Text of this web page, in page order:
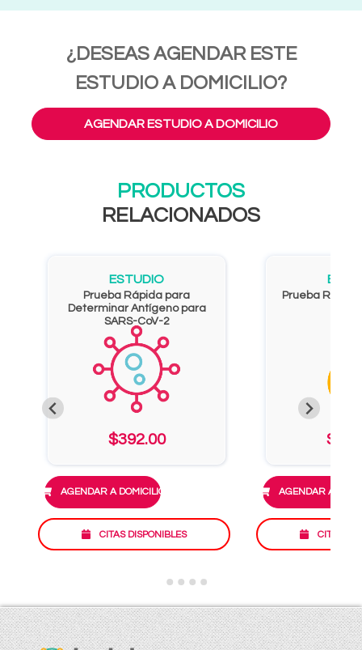
¿DESEAS AGENDAR ESTE
ESTUDIO A DOMICILIO?
AGENDAR ESTUDIO A DOMICILIO
PRODUCTOS
RELACIONADOS
ESTUDIO
Prueba Rápida para
Determinar Antígeno para
SARS-CoV-2
$392.00
AGENDAR A DOMICILIO
CITAS DISPONIBLES
Prueba
AGENDAR A
CITAS